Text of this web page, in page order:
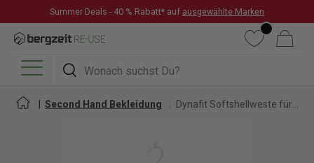
DIREKT ZUM INHALT
Summer Deals - 40 % Rabatt* auf ausgewählte Marken
Suchen
Suchen
WunschlisteWarenkorb
Menü
Second Hand Bekleidung